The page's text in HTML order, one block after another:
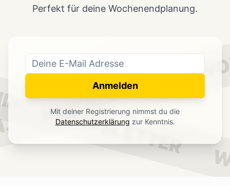
NEWSLETTER
NEWSLETTER
Perfekt für deine Wochenendplanung.
Anmelden
Mit deiner Registrierung nimmst du die
Datenschutzerklärung zur Kenntnis.